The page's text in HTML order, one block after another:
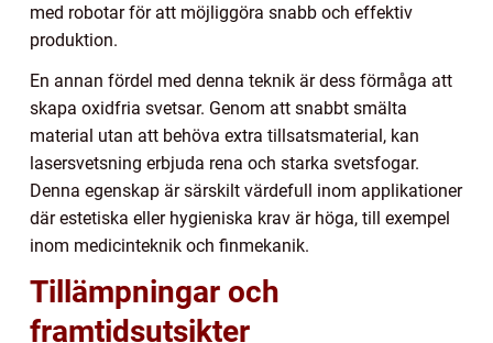
med robotar för att möjliggöra snabb och effektiv
produktion.
En annan fördel med denna teknik är dess förmåga att
skapa oxidfria svetsar. Genom att snabbt smälta
material utan att behöva extra tillsatsmaterial, kan
lasersvetsning erbjuda rena och starka svetsfogar.
Denna egenskap är särskilt värdefull inom applikationer
där estetiska eller hygieniska krav är höga, till exempel
inom medicinteknik och finmekanik.
Tillämpningar och
framtidsutsikter